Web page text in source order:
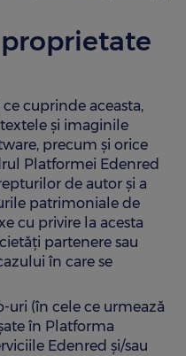
cuprinde aceasta,
şi imaginile
precum şi orice
Platformei Edenred
de autor și a
patrimoniale de
cu privire la acesta
partenere sau
în care se
uri (în cele ce urmează
în Platforma
Edenred și/sau